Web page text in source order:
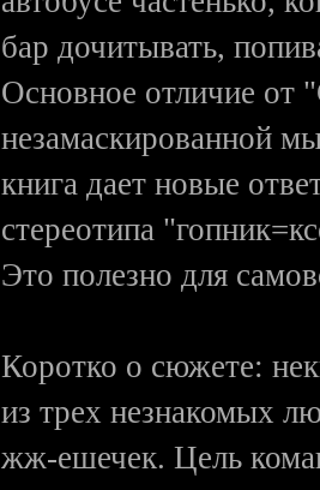
бар дочитывать,
Основное отличие от
незамаскированной
книга дает новые
стереотипа
Это полезно для
Коротко о сюжете:
из трех незнакомых
жж-ешечек. Цель